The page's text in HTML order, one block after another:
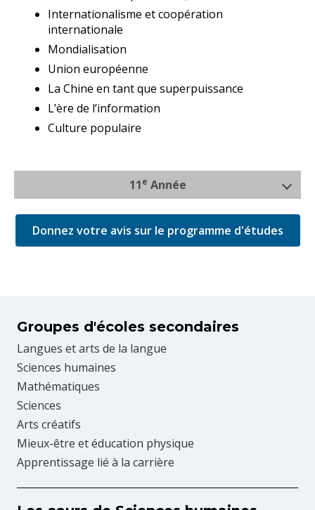
Internationalisme et coopération
internationale
Mondialisation
Union européenne
La Chine en tant que superpuissance
L’ère de l’information
Culture populaire
11e Année
Donnez votre avis sur le programme d'études
Groupes d'écoles secondaires
Langues et arts de la langue
Sciences humaines
Mathématiques
Sciences
Arts créatifs
Mieux-être et éducation physique
Apprentissage lié à la carrière